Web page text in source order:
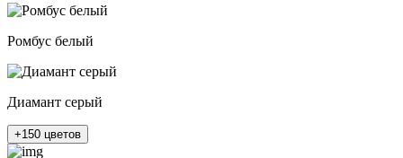
Ромбус белый
Диамант серый
+150 цветов